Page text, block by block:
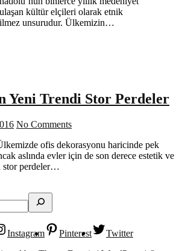
kültür elçileri olarak etnik
unsurudur. Ülkemizin…
Yeni Trendi Stor Perdeler
No Comments
ofis dekorasyonu haricinde pek
aslında evler için de son derece estetik ve
stor perdeler…
Instagram Pinterest
Twitter